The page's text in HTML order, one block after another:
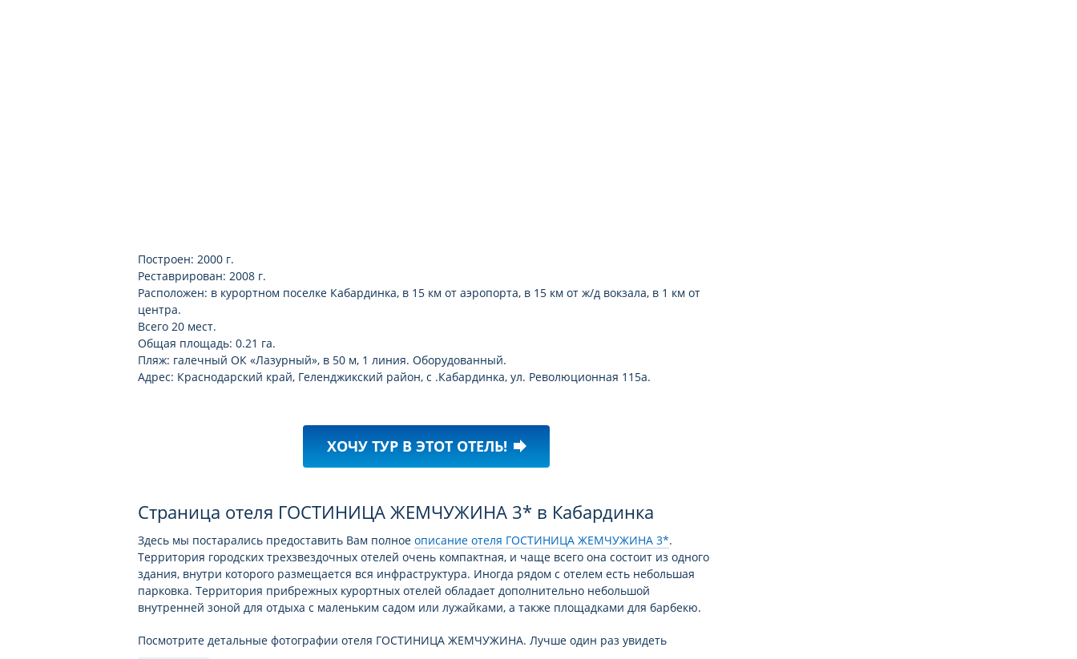
Построен: 2000 г.
Реставрирован: 2008 г.
Расположен: в курортном поселке Кабардинка, в 15 км от аэропорта, в 15 км от ж/д вокзала, в 1 км от
центра.
Всего 20 мест.
Общая площадь: 0.21 га.
Пляж: галечный ОК «Лазурный», в 50 м, 1 линия. Оборудованный.
Адрес: Краснодарский край, Геленджикский район, с .Кабардинка, ул. Революционная 115а.
ХОЧУ ТУР В ЭТОТ ОТЕЛЬ! forward
Страница отеля ГОСТИНИЦА ЖЕМЧУЖИНА 3* в Кабардинка
Здесь мы постарались предоставить Вам полное описание отеля ГОСТИНИЦА ЖЕМЧУЖИНА 3*.
Территория городских трехзвездочных отелей очень компактная, и чаще всего она состоит из одного
здания, внутри которого размещается вся инфраструктура. Иногда рядом с отелем есть небольшая
парковка. Территория прибрежных курортных отелей обладает дополнительно небольшой
внутренней зоной для отдыха с маленьким садом или лужайками, а также площадками для барбекю.
Посмотрите детальные фотографии отеля ГОСТИНИЦА ЖЕМЧУЖИНА. Лучше один раз увидеть